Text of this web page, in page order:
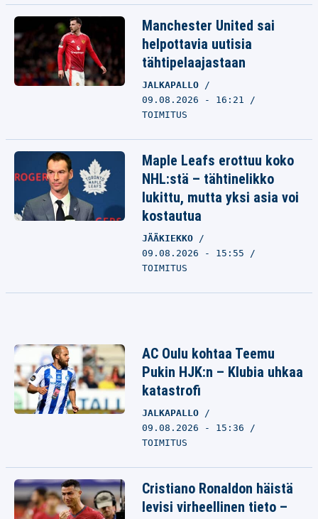
Manchester United sai
helpottavia uutisia
tähtipelaajastaan
JALKAPALLO
09.08.2026 - 16:21
TOIMITUS
Maple Leafs erottuu koko
NHL:stä – tähtinelikko
lukittu, mutta yksi asia voi
kostautua
JÄÄKIEKKO
09.08.2026 - 15:55
TOIMITUS
AC Oulu kohtaa Teemu
Pukin HJK:n – Klubia uhkaa
katastrofi
JALKAPALLO
09.08.2026 - 15:36
TOIMITUS
Cristiano Ronaldon häistä
levisi virheellinen tieto –